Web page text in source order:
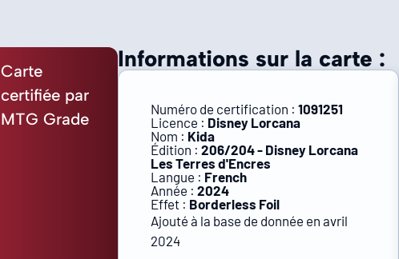
Carte
certifiée par
MTG Grade
Informations sur la carte :
Numéro de certification :1091251
Licence : Disney Lorcana
Nom : Kida
Édition :206/204 - Disney Lorcana
Les Terres d'Encres
Langue : French
Année :2024
Effet : Borderless Foil
Ajouté à la base de donnée en avril
2024